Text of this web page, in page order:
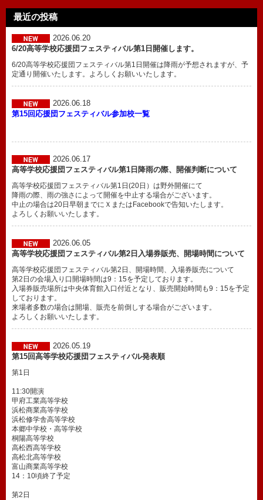
最近の投稿
2026.06.20
6/20高等学校応援団フェスティバル第1日開催します。
6/20高等学校応援団フェスティバル第1日開催は降雨が予想されますが、予
定通り開催いたします。よろしくお願いいたします。
2026.06.18
第15回応援団フェスティバル参加校一覧
2026.06.17
高等学校応援団フェスティバル第1日降雨の際、開催判断について
高等学校応援団フェスティバル第1日(20日）は野外開催にて
降雨の際、雨の強さによって開催を中止する場合がございます。
中止の場合は20日早朝までにＸまたはFacebookで告知いたします。
よろしくお願いいたします。
2026.06.05
高等学校応援団フェスティバル第2日入場券販売、開場時間について
高等学校応援団フェスティバル第2日、開場時間、入場券販売について
第2日の会場入り口開場時間は9：15を予定しております。
入場券販売場所は中央体育館入口付近となり、販売開始時間も9：15を予定
しております。
来場者多数の場合は開場、販売を前倒しする場合がございます。
よろしくお願いいたします。
2026.05.19
第15回高等学校応援団フェスティバル発表順
第1日
11:30開演
甲府工業高等学校
浜松商業高等学校
浜松修学舎高等学校
本郷中学校・高等学校
桐陽高等学校
高松西高等学校
高松北高等学校
富山商業高等学校
14：10頃終了予定
第2日